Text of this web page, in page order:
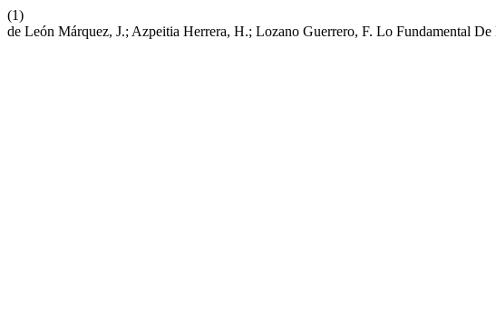
(1)
de León Márquez, J.; Azpeitia Herrera, H.; Lozano Guerrero, F. Lo Fundamental